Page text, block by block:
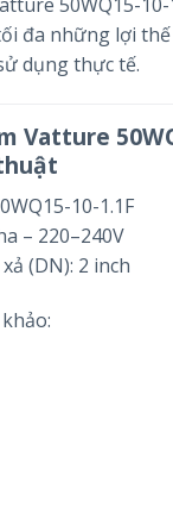
đa những lợi
dụng thực tế.
Vatture
10-1.1F
– 220–240V
(DN): 2 inch